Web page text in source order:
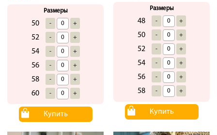
Размеры
50 - +
52 - +
54 - +
56 - +
58 - +
60 - +
Купить
Размеры
48 - +
50 - +
52 - +
54 - +
56 - +
58 - +
Купить